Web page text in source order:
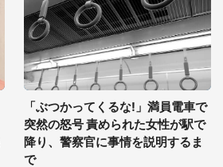
「ぶつかってくるな!」満員電車で
突然の怒号 責められた女性が駅で
降り、警察官に事情を説明するま
で